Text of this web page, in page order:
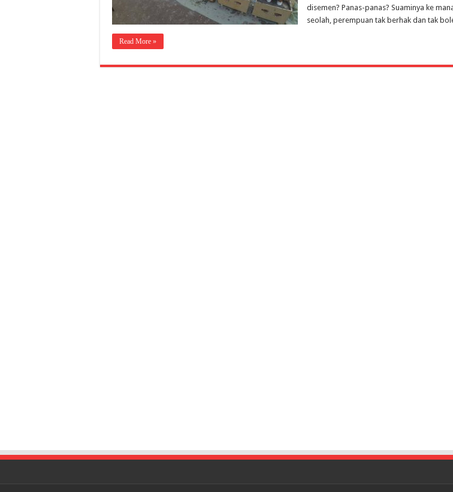
disemen? Panas-panas? Suaminya ke
seolah, perempuan tak berhak dan tak
Read More »